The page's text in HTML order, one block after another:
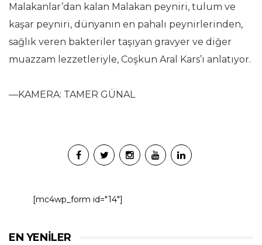
Malakanlar’dan kalan Malakan peyniri, tulum ve
kaşar peyniri, dünyanın en pahalı peynirlerinden,
sağlık veren bakteriler taşıyan gravyer ve diğer
muazzam lezzetleriyle, Coşkun Aral Kars’ı anlatıyor.
—KAMERA: TAMER GÜNAL
[mc4wp_form id="14"]
EN YENILER